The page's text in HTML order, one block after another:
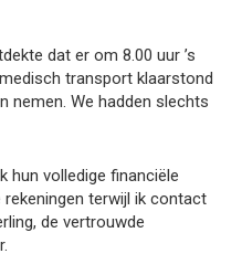
dat er om 8.00 uur ’s
transport klaarstond
nemen. We hadden slechts
hun volledige financiële
terwijl ik contact
de vertrouwde